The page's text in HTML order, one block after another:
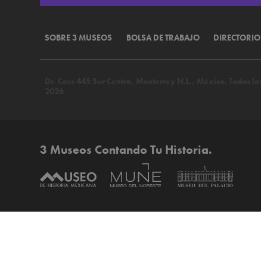
SOBRE 3 MUSEOS BOLSA DE TRABAJO DIRECTORIO
3 Museos Contando Tu Historia.